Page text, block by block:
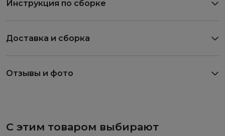
Инструкция по сборке
Доставка и сборка
Отзывы и фото
С этим товаром выбирают